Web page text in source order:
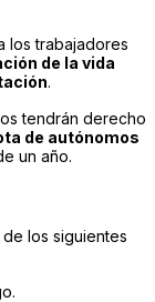
los trabajadores
de la vida
.
tendrán derecho
de autónomos
un año.
los siguientes